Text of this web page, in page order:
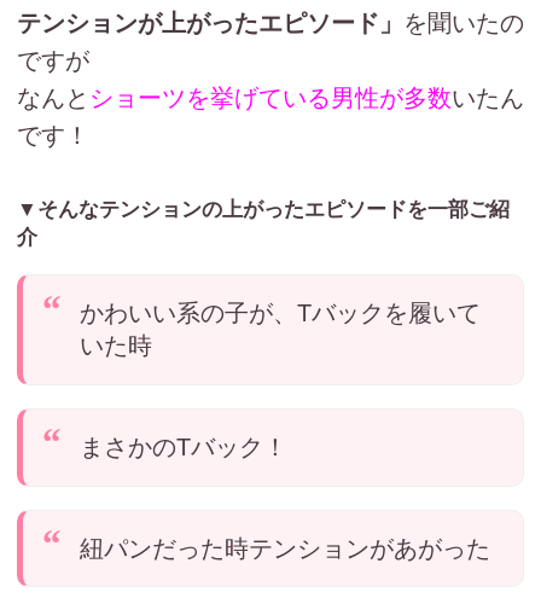
テンションが上がったエピソード」 を聞いたの
ですが
なんと ショーツを挙げている男性が多数いたん
です！
▼そんなテンションの上がったエピソードを一部ご紹
介
かわいい系の子が、Tバックを履いて
いた時
まさかのTバック！
紐パンだった時テンションがあがった